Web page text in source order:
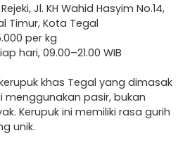
Jl. KH Wahid Hasyim No.14,
Timur, Kota Tegal
per kg
hari, 09.00–21.00 WIB
khas Tegal yang dimasak
pasir, bukan
Kerupuk ini memiliki rasa gurih
unik.